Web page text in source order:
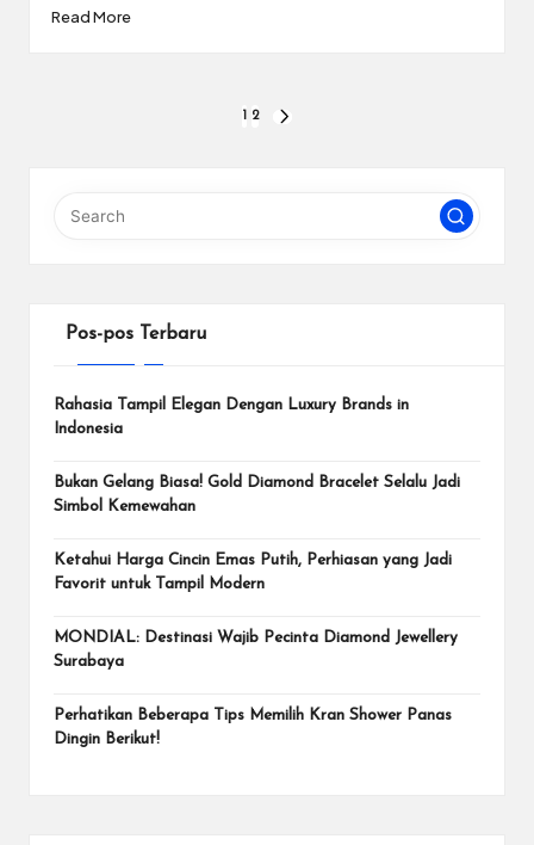
Read More
1 2
Pos-pos Terbaru
Rahasia Tampil Elegan Dengan Luxury Brands in
Indonesia
Bukan Gelang Biasa! Gold Diamond Bracelet Selalu Jadi
Simbol Kemewahan
Ketahui Harga Cincin Emas Putih, Perhiasan yang Jadi
Favorit untuk Tampil Modern
MONDIAL: Destinasi Wajib Pecinta Diamond Jewellery
Surabaya
Perhatikan Beberapa Tips Memilih Kran Shower Panas
Dingin Berikut!